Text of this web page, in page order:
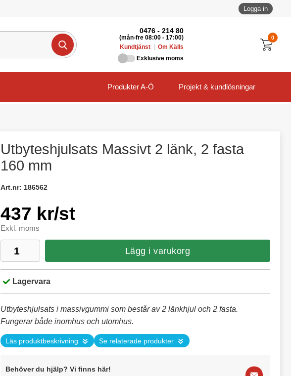
Logga in
0
0476 - 214 80
(mån-fre 08:00 - 17:00)
Kundtjänst
Om Källs
Exklusive moms
Produkter A-Ö Projekt & kundlösningar
Utbyteshjulsats Massivt 2 länk, 2 fasta
160 mm
Art.nr: 186562
437 kr/st
Exkl. moms
Lägg i varukorg
Lagervara
Utbyteshjulsats i massivgummi som består av 2 länkhjul och 2 fasta.
Fungerar både inomhus och utomhus.
Läs produktbeskrivning Se relaterade produkter
Behöver du hjälp? Vi finns här!